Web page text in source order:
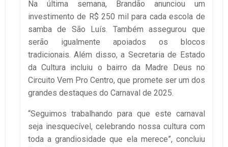
Na última semana, Brandão anunciou um
investimento de R$ 250 mil para cada escola de
samba de São Luís. Também assegurou que
serão igualmente apoiados os blocos
tradicionais. Além disso, a Secretaria de Estado
da Cultura incluiu o bairro da Madre Deus no
Circuito Vem Pro Centro, que promete ser um dos
grandes destaques do Carnaval de 2025.
“Seguimos trabalhando para que este carnaval
seja inesquecível, celebrando nossa cultura com
toda a grandiosidade que ela merece”, concluiu